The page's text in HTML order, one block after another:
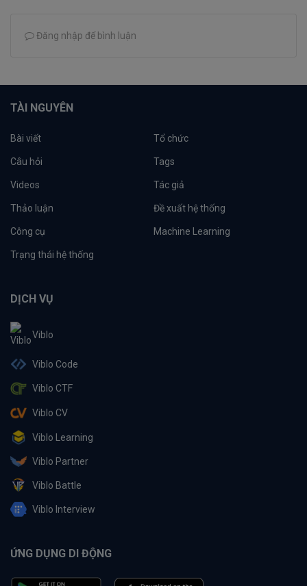
Đăng nhập để bình luận
TÀI NGUYÊN
Bài viết Tổ chức
Câu hỏi Tags
Videos Tác giả
Thảo luận Đề xuất hệ thống
Công cụ Machine Learning
Trạng thái hệ thống
DỊCH VỤ
Viblo
Viblo Code
Viblo CTF
Viblo CV
Viblo Learning
Viblo Partner
Viblo Battle
Viblo Interview
ỨNG DỤNG DI ĐỘNG